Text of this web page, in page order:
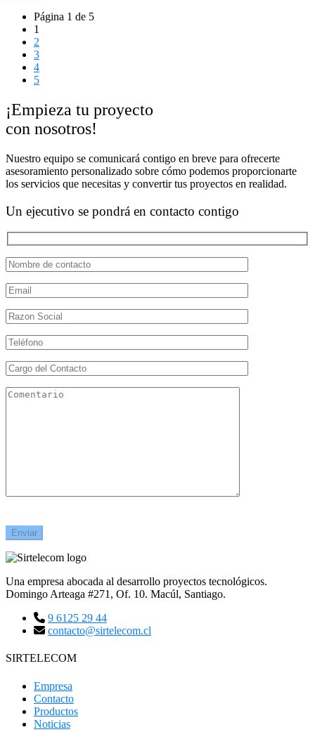
PáginaPágina 1 de 5
Página Actual
1
Página
2
Página
3
Página
4
Página
5
¡Empieza tu proyecto
con nosotros!
Nuestro equipo se comunicará contigo en breve para ofrecerte
asesoramiento personalizado sobre cómo podemos proporcionarte
los servicios que necesitas y convertir tus proyectos en realidad.
Un ejecutivo se pondrá en contacto contigo
Una empresa abocada al desarrollo proyectos tecnológicos.
Domingo Arteaga #271, Of. 10. Macúl, Santiago.
9 6125 29 44
contacto@sirtelecom.cl
SIRTELECOM
Empresa
Contacto
Productos
Noticias